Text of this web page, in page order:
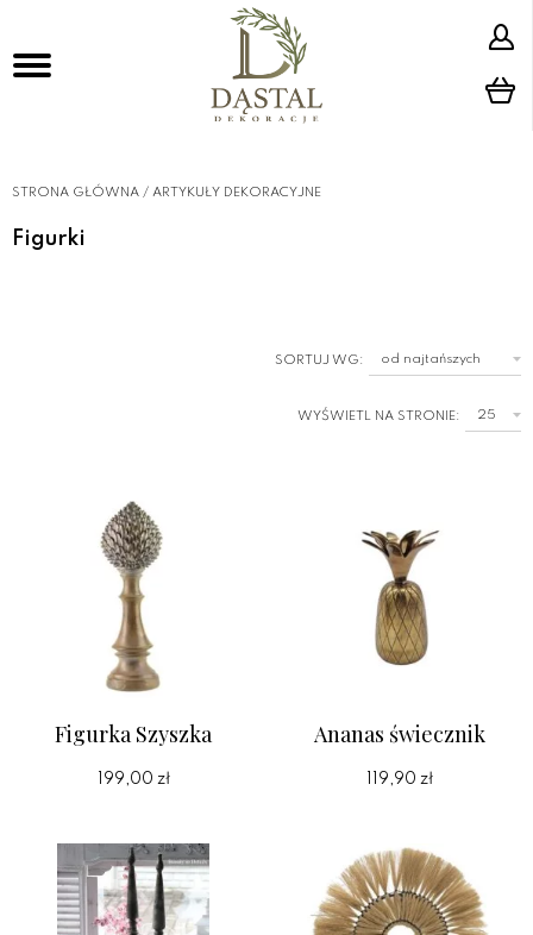
STRONA GŁÓWNA / ARTYKUŁY DEKORACYJNE
Figurki
SORTUJ WG:
WYŚWIETL NA STRONIE:
Figurka Szyszka
199,00 zł
Ananas świecznik
119,90 zł